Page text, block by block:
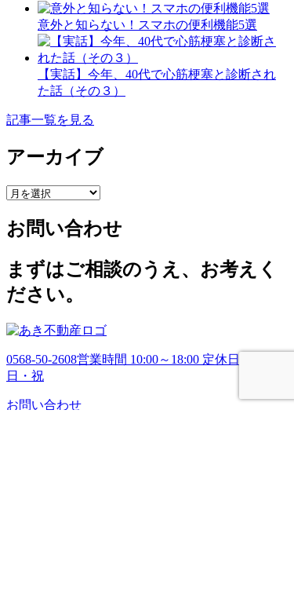
意外と知らない！スマホの便利機能5選
【実話】今年、40代で心筋梗塞と診断され
た話（その３）
記事一覧を見る
アーカイブ
ア
カ
イ
ブ
お問い合わせ
まずはご相談のうえ、お考えく
ださい。
0568-50-2608営業時間 10:00～18:00 定休日 土・
日・祝
お問い合わせ